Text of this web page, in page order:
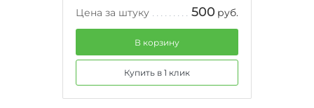
Цена за штуку 500 руб.
В корзину
Купить в 1 клик